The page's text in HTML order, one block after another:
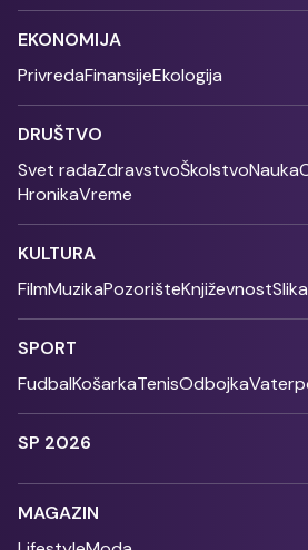
EKONOMIJA
PrivredaFinansijeEkologija
DRUŠTVO
Svet radaZdravstvoŠkolstvoNauka
HronikaVreme
KULTURA
FilmMuzikaPozorišteKnjiževnost
SPORT
FudbalKošarkaTenisOdbojka
SP 2026
MAGAZIN